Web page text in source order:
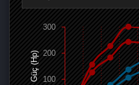
Güç (Hp) 100
200
300